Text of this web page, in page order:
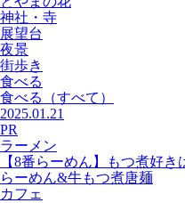
神社・寺
展望台
夜景
街歩き
食べる
食べる
（すべて）
2025.01.21
PR
ラーメン
【8番らーめん】もつ煮好
らーめん&牛もつ煮唐麺
カフェ